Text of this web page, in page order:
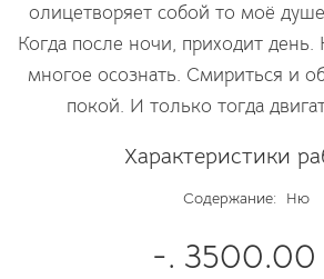
олицетворяет собой то моё
Когда после ночи, приходит день.
многое осознать. Смириться и
покой. И только тогда
Характеристики
Содержание: Ню
-. 3500.00